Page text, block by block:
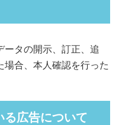
ータの開示、訂正、追
合、本人確認を行った
る広告について